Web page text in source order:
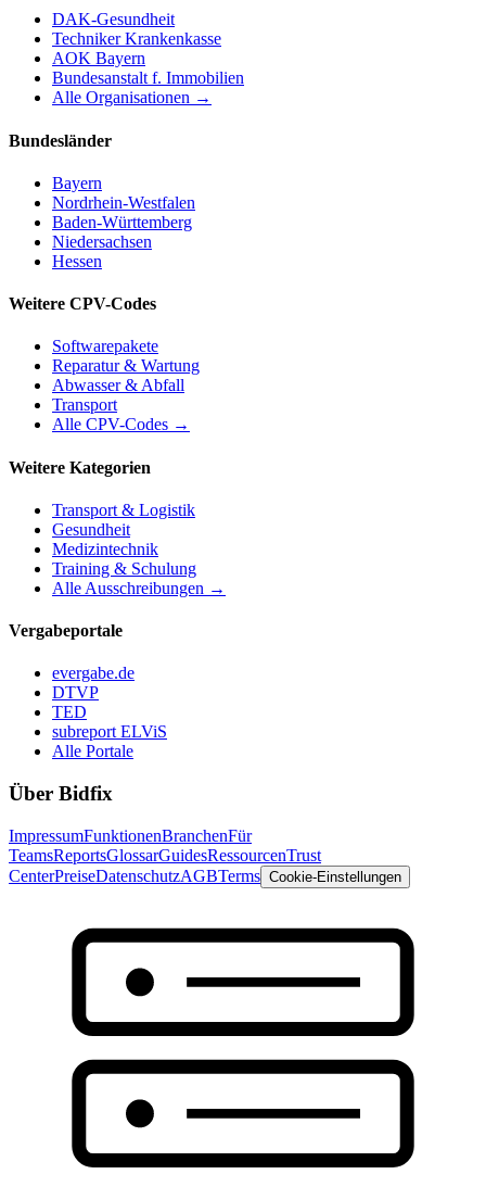
DAK-Gesundheit
Techniker Krankenkasse
AOK Bayern
Bundesanstalt f. Immobilien
Alle Organisationen →
Bundesländer
Bayern
Nordrhein-Westfalen
Baden-Württemberg
Niedersachsen
Hessen
Weitere CPV-Codes
Softwarepakete
Reparatur & Wartung
Abwasser & Abfall
Transport
Alle CPV-Codes →
Weitere Kategorien
Transport & Logistik
Gesundheit
Medizintechnik
Training & Schulung
Alle Ausschreibungen →
Vergabeportale
evergabe.de
DTVP
TED
subreport ELViS
Alle Portale
Über Bidfix
ImpressumFunktionenBranchenFür
TeamsReportsGlossarGuidesRessourcenTrust
CenterPreiseDatenschutzAGBTerms Cookie-Einstellungen